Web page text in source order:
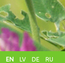
EN LV DE RU